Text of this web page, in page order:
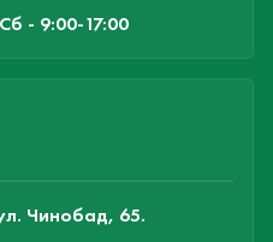
- 9:00-17:00
Чинобад, 65.